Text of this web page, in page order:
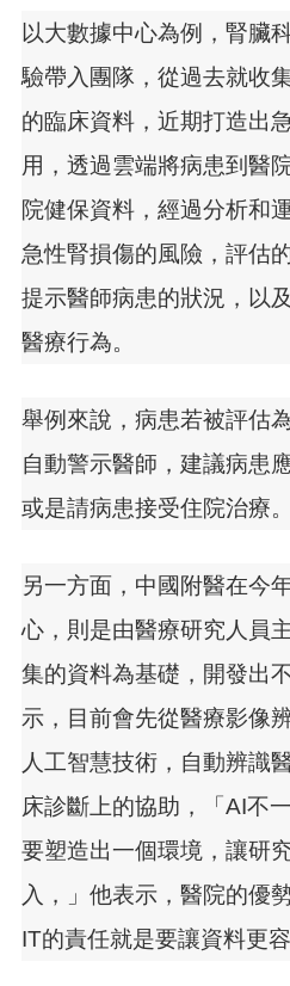
以大數據中心為例，腎臟
驗帶入團隊，從過去就收
的臨床資料，近期打造出
用，透過雲端將病患到醫
院健保資料，經過分析和
急性腎損傷的風險，評估
提示醫師病患的狀況，以
醫療行為。
舉例來說，病患若被評估
自動警示醫師，建議病患
或是請病患接受住院治療。
另一方面，中國附醫在今
心，則是由醫療研究人員
集的資料為基礎，開發出
示，目前會先從醫療影像
人工智慧技術，自動辨識
床診斷上的協助，「AI不
要塑造出一個環境，讓研
入，」他表示，醫院的優
IT的責任就是要讓資料更